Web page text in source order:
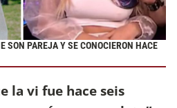
SON PAREJA Y SE CONOCIERON HACE
la vi fue hace seis